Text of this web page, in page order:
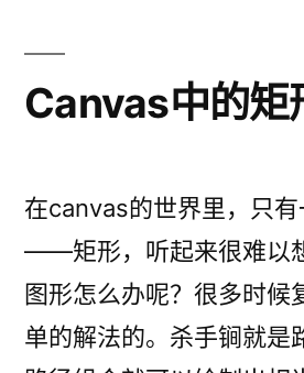
Canvas中的矩
在canvas的世界里，只
——矩形，听起来很难以
图形怎么办呢？很多时候
单的解法的。杀手锏就是